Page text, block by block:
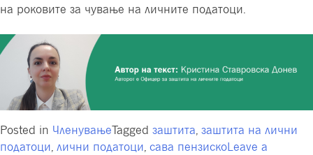
на роковите за чување на личните податоци.
Posted in ЧленувањеTagged заштита, заштита на лични
податоци, лични податоци, сава пензискоLeave a